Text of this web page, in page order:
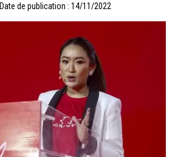
Date de publication : 14/11/2022